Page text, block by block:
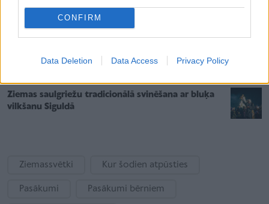
CONFIRM
Data Deletion Data Access Privacy Policy
Saistītie raksti
Ziemas saulgriežu tradicionālā svinēšana ar bluķa
vilkšanu Siguldā
Ziemassvētki Kur šodien atpūsties
Pasākumi Pasākumi bērniem